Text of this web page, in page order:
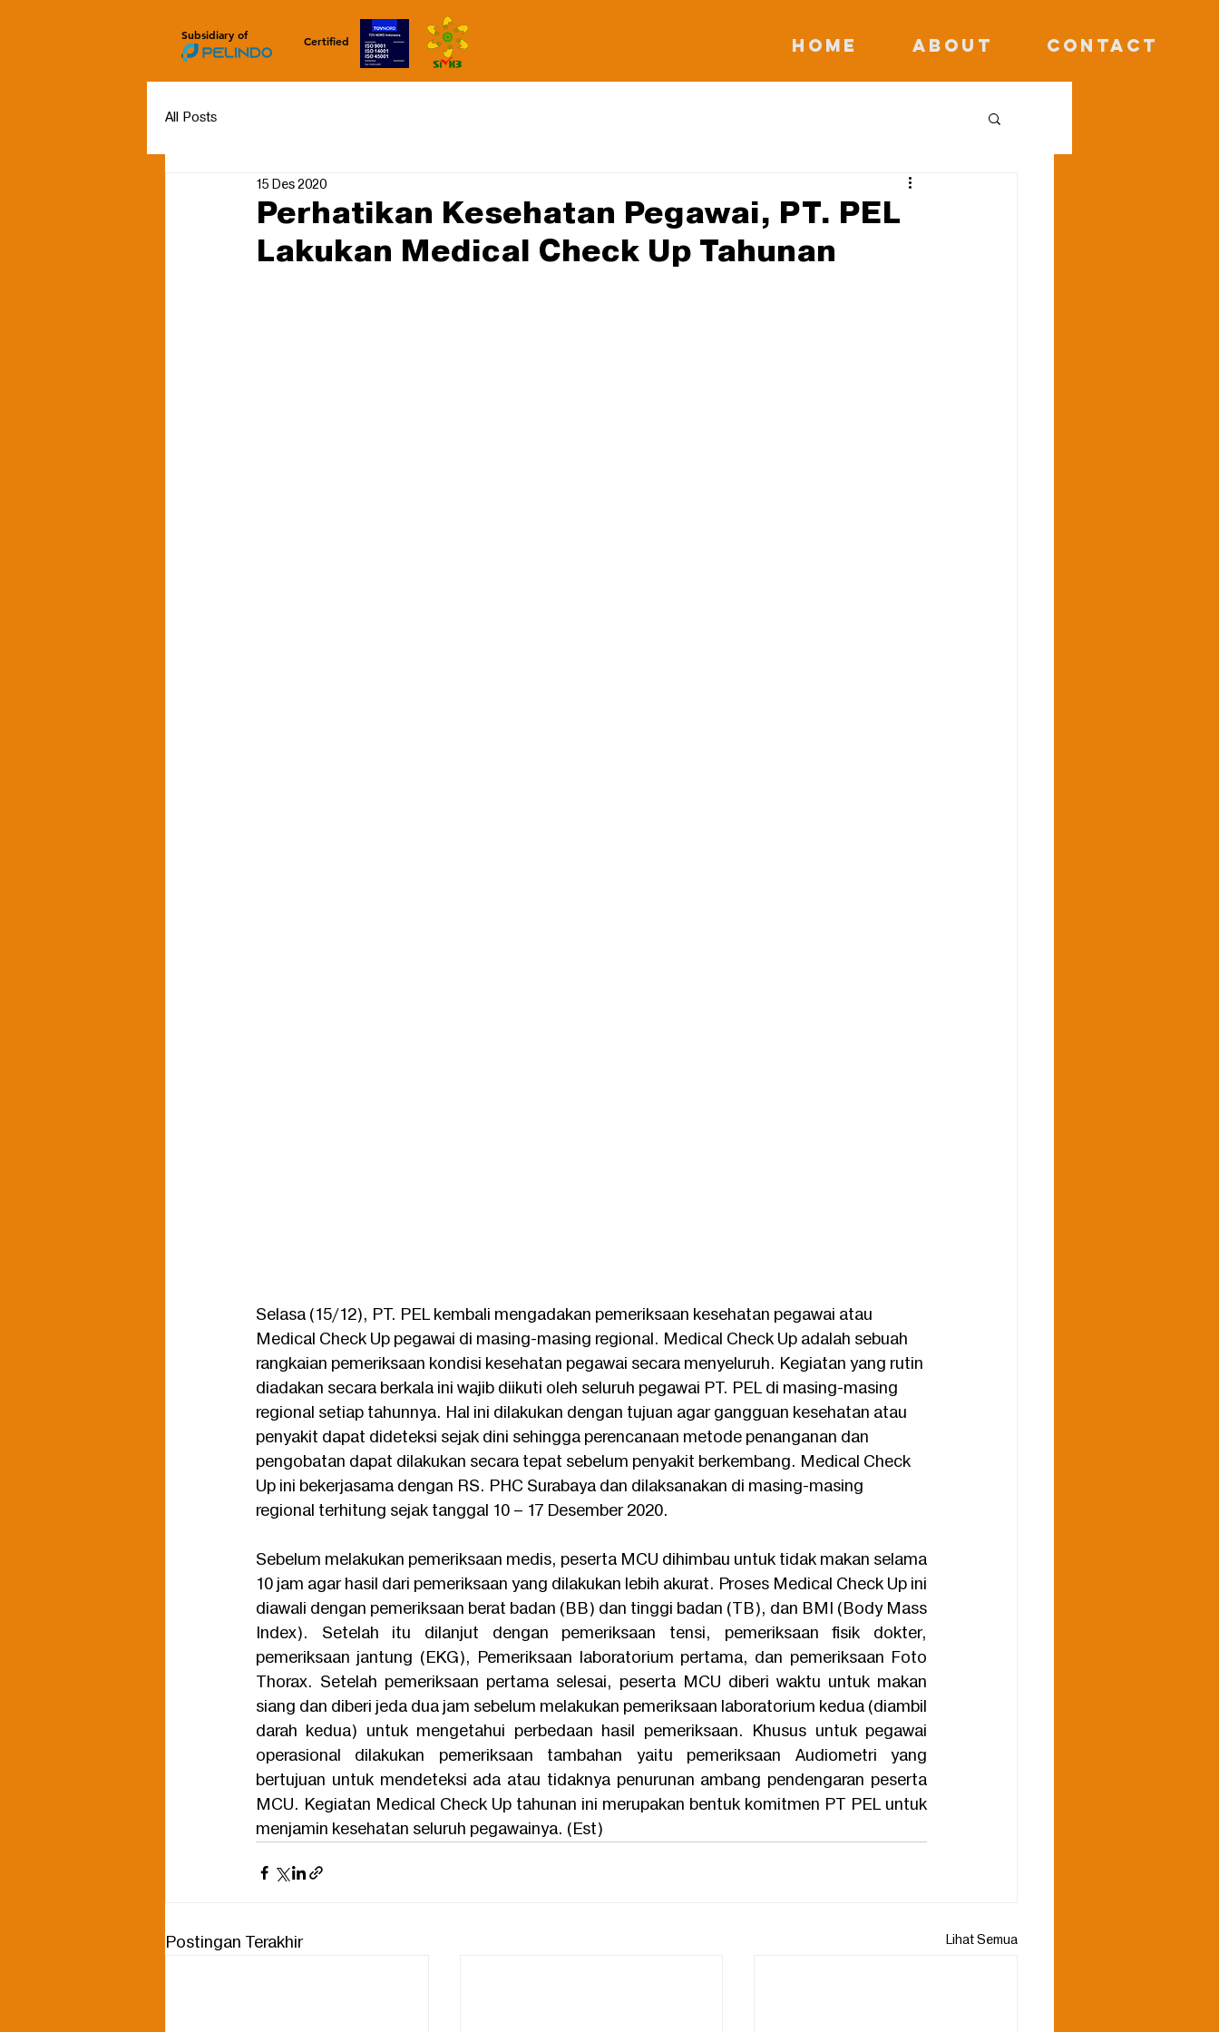
HOME ABOUT CONTACT
Subsidiary of Certified
All Posts
Perhatikan Kesehatan Pegawai, PT. PEL
Lakukan Medical Check Up Tahunan
15 Des 2020
Selasa (15/12), PT. PEL kembali mengadakan pemeriksaan kesehatan pegawai atau
Medical Check Up pegawai di masing-masing regional. Medical Check Up adalah sebuah
rangkaian pemeriksaan kondisi kesehatan pegawai secara menyeluruh. Kegiatan yang rutin
diadakan secara berkala ini wajib diikuti oleh seluruh pegawai PT. PEL di masing-masing
regional setiap tahunnya. Hal ini dilakukan dengan tujuan agar gangguan kesehatan atau
penyakit dapat dideteksi sejak dini sehingga perencanaan metode penanganan dan
pengobatan dapat dilakukan secara tepat sebelum penyakit berkembang. Medical Check
Up ini bekerjasama dengan RS. PHC Surabaya dan dilaksanakan di masing-masing
regional terhitung sejak tanggal 10 – 17 Desember 2020.
Sebelum melakukan pemeriksaan medis, peserta MCU dihimbau untuk tidak makan selama
10 jam agar hasil dari pemeriksaan yang dilakukan lebih akurat. Proses Medical Check Up ini
diawali dengan pemeriksaan berat badan (BB) dan tinggi badan (TB), dan BMI (Body Mass
Index). Setelah itu dilanjut dengan pemeriksaan tensi, pemeriksaan fisik dokter,
pemeriksaan jantung (EKG), Pemeriksaan laboratorium pertama, dan pemeriksaan Foto
Thorax. Setelah pemeriksaan pertama selesai, peserta MCU diberi waktu untuk makan
siang dan diberi jeda dua jam sebelum melakukan pemeriksaan laboratorium kedua (diambil
darah kedua) untuk mengetahui perbedaan hasil pemeriksaan. Khusus untuk pegawai
operasional dilakukan pemeriksaan tambahan yaitu pemeriksaan Audiometri yang
bertujuan untuk mendeteksi ada atau tidaknya penurunan ambang pendengaran peserta
MCU. Kegiatan Medical Check Up tahunan ini merupakan bentuk komitmen PT PEL untuk
menjamin kesehatan seluruh pegawainya. (Est)
Postingan Terakhir Lihat Semua